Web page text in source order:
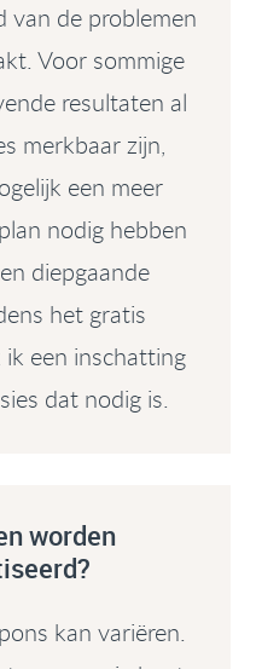
van de problemen
Voor sommige
resultaten al
merkbaar zijn,
een meer
nodig hebben
diepgaande
het gratis
een inschatting
dat nodig is.
worden
kan variëren.